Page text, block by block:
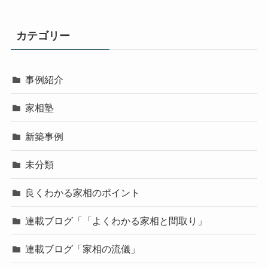
カテゴリー
事例紹介
家相塾
新築事例
未分類
良くわかる家相のポイント
連載ブログ「「よくわかる家相と間取り」
連載ブログ「家相の流儀」